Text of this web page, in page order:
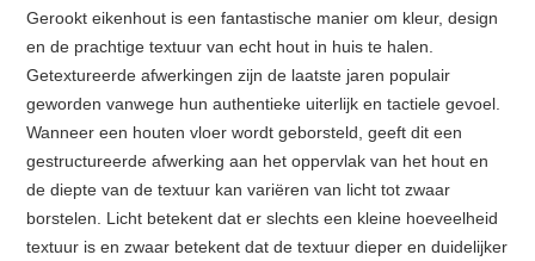
Gerookt eikenhout is een fantastische manier om kleur, design
en de prachtige textuur van echt hout in huis te halen.
Getextureerde afwerkingen zijn de laatste jaren populair
geworden vanwege hun authentieke uiterlijk en tactiele gevoel.
Wanneer een houten vloer wordt geborsteld, geeft dit een
gestructureerde afwerking aan het oppervlak van het hout en
de diepte van de textuur kan variëren van licht tot zwaar
borstelen. Licht betekent dat er slechts een kleine hoeveelheid
textuur is en zwaar betekent dat de textuur dieper en duidelijker